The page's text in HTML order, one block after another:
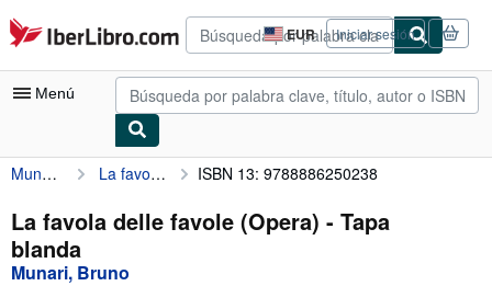
Pasar al contenido principal
IberLibro.com EUR
Preferencias
de
compra
del
Iniciar sesión
Menú
Mi cuenta
Consultar mis pedidos
Búsqueda avanzada
Munari, Bruno La favola delle favole (Opera) ISBN 13: 9788886250238
La favola delle favole (Opera) - Tapa
blanda
Munari, Bruno